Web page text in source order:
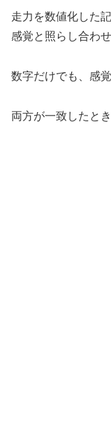
走力を数値化した
感覚と照らし合わせ
数字だけでも、感
両方が一致したと